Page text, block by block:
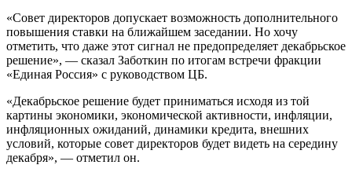
«Совет директоров допускает возможность дополнительного
повышения ставки на ближайшем заседании. Но хочу
отметить, что даже этот сигнал не предопределяет декабрьское
решение», — сказал Заботкин по итогам встречи фракции
«Единая Россия» с руководством ЦБ.
«Декабрьское решение будет приниматься исходя из той
картины экономики, экономической активности, инфляции,
инфляционных ожиданий, динамики кредита, внешних
условий, которые совет директоров будет видеть на середину
декабря», — отметил он.